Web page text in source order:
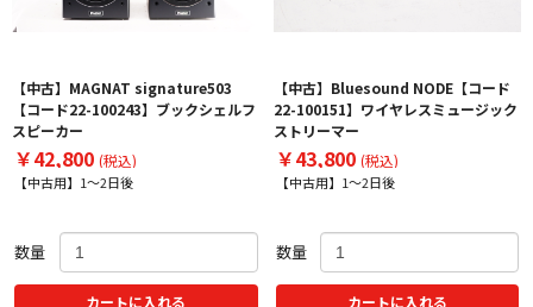
【中古】MAGNAT signature503
【コード22-100243】ブックシェルフ
スピーカー
￥42,800 (税込)
【中古用】1～2日後
数量
カートに入れる
【中古】Bluesound NODE【コード
22-100151】ワイヤレスミュージック
ストリーマー
￥43,800 (税込)
【中古用】1～2日後
数量
カートに入れる